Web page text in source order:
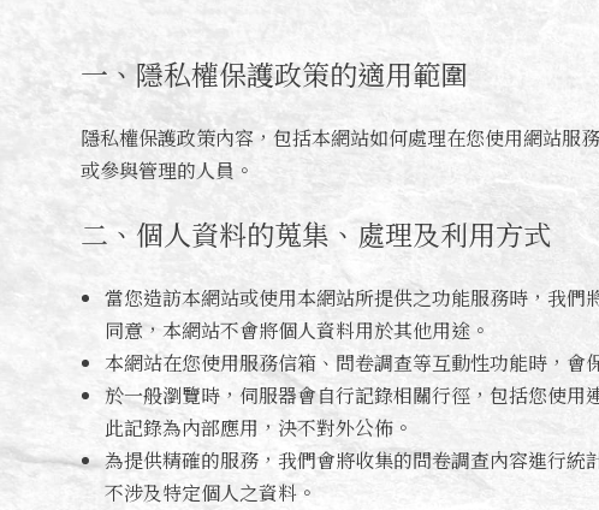
一、隱私權保護政策的適用範圍
隱私權保護政策內容，包括本網站如何處理在您使用網站服
或參與管理的人員。
二、個人資料的蒐集、處理及利用方式
當您造訪本網站或使用本網站所提供之功能服務時，我
同意，本網站不會將個人資料用於其他用途。
本網站在您使用服務信箱、問卷調查等互動性功能時，
於一般瀏覽時，伺服器會自行記錄相關行徑，包括您使
此記錄為內部應用，決不對外公佈。
為提供精確的服務，我們會將收集的問卷調查內容進行
不涉及特定個人之資料。